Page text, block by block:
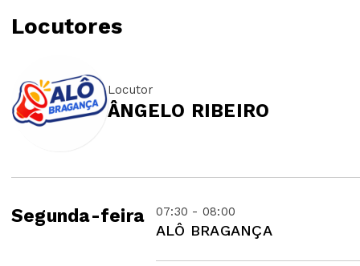
Locutores
Locutor
ÂNGELO RIBEIRO
Segunda-feira 07:30 - 08:00
ALÔ BRAGANÇA